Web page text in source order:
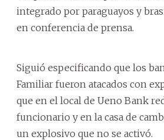
integrado por paraguayos y
en conferencia de prensa.
Siguió especificando que los
Familiar fueron atacados con
que en el local de Ueno Bank
funcionario y en la casa de
un explosivo que no se activó.